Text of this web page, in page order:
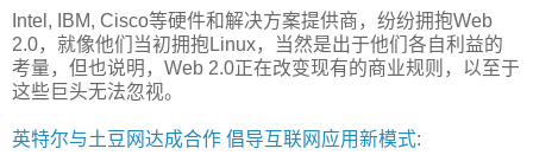
Intel, IBM, Cisco等硬件和解决方案提供商，纷纷拥抱Web
2.0，就像他们当初拥抱Linux，当然是出于他们各自利益的
考量，但也说明，Web 2.0正在改变现有的商业规则，以至于
这些巨头无法忽视。
英特尔与土豆网达成合作 倡导互联网应用新模式: